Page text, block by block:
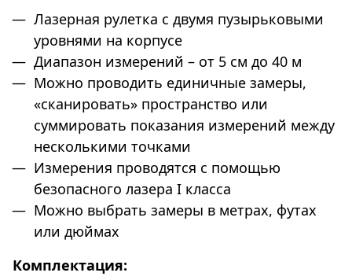
Лазерная рулетка с двумя пузырьковыми
уровнями на корпусе
Диапазон измерений – от 5 см до 40 м
Можно проводить единичные замеры,
«сканировать» пространство или
суммировать показания измерений между
несколькими точками
Измерения проводятся с помощью
безопасного лазера I класса
Можно выбрать замеры в метрах, футах
или дюймах
Комплектация: